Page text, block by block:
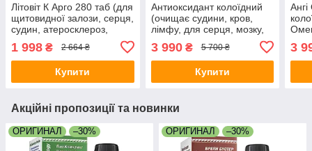
Літовіт К Арго 280 таб (для
щитовидної залози, серця,
судин, атеросклероз,
ішемія, тиск, містить йод)
1 998 ₴ 2 664 ₴
Купити
Антиоксидант колоїдний
(очищає судини, кров,
лімфу, для серця, мозку,
онкологія, інсульт, інфаркт,
тиск, гіпертонія, аллергія)
3 990₴ 5 700 ₴
Купити
3
Акційні пропозиції та новинки
ОРИГИНАЛ –30% ОРИГИНАЛ –30%